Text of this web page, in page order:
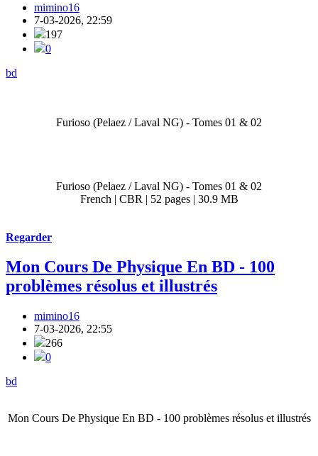
mimino16
7-03-2026, 22:59
197
0
bd
Furioso (Pelaez / Laval NG) - Tomes 01 & 02
Furioso (Pelaez / Laval NG) - Tomes 01 & 02
French | CBR | 52 pages | 30.9 MB
Regarder
Mon Cours De Physique En BD - 100
problèmes résolus et illustrés
mimino16
7-03-2026, 22:55
266
0
bd
Mon Cours De Physique En BD - 100 problèmes résolus et illustrés